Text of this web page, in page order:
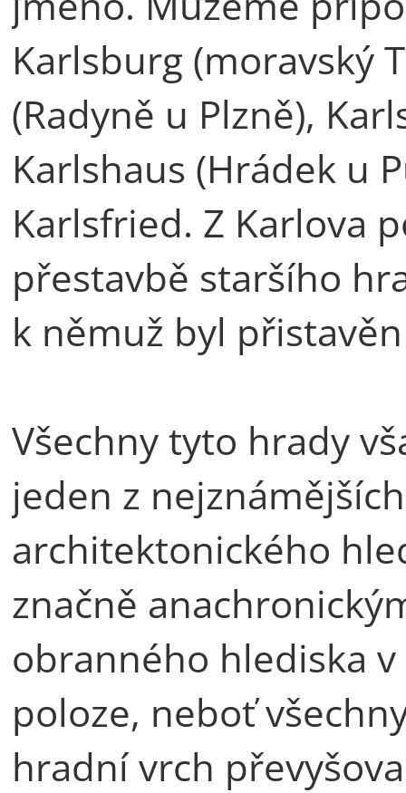
Karlsburg (moravský
(Radyně u Plzně),
Karlshaus (Hrádek u
Karlsfried. Z Karlova
přestavbě staršího
k němuž byl
Všechny tyto hrady
jeden z
architektonického
značně
obranného hlediska
poloze, neboť
hradní vrch